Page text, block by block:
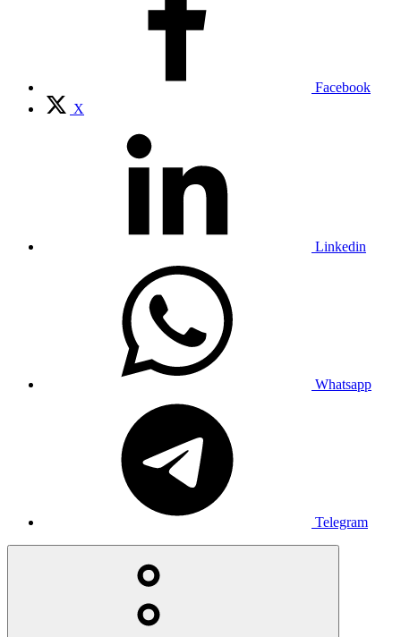
Facebook
X
Linkedin
Whatsapp
Telegram